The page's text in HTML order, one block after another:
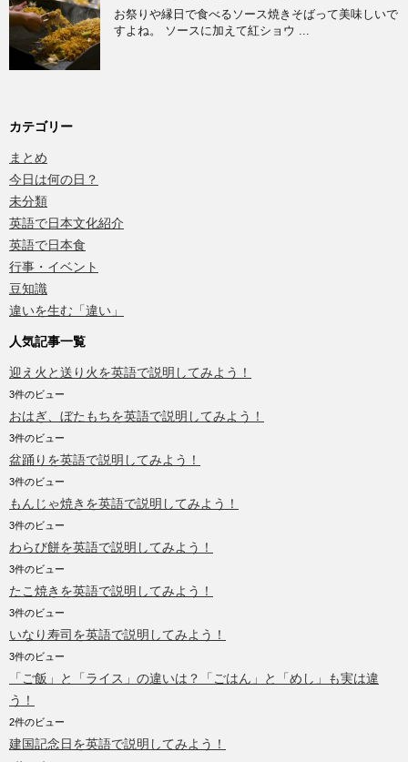
お祭りや縁日で食べるソース焼きそばって美味しいで
すよね。 ソースに加えて紅ショウ ...
カテゴリー
まとめ
今日は何の日？
未分類
英語で日本文化紹介
英語で日本食
行事・イベント
豆知識
違いを生む「違い」
人気記事一覧
迎え火と送り火を英語で説明してみよう！
3件のビュー
おはぎ、ぼたもちを英語で説明してみよう！
3件のビュー
盆踊りを英語で説明してみよう！
3件のビュー
もんじゃ焼きを英語で説明してみよう！
3件のビュー
わらび餅を英語で説明してみよう！
3件のビュー
たこ焼きを英語で説明してみよう！
3件のビュー
いなり寿司を英語で説明してみよう！
3件のビュー
「ご飯」と「ライス」の違いは？「ごはん」と「めし」も実は違
う！
2件のビュー
建国記念日を英語で説明してみよう！